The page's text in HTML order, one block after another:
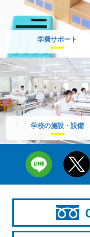
学費サポート
学校の施設・設備